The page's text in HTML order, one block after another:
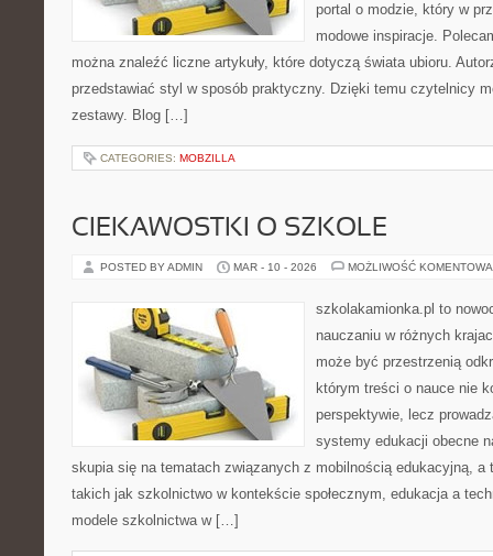
portal o modzie, który w
modowe inspiracje.
można znaleźć liczne artykuły, które dotyczą świata ubioru.
przedstawiać styl w sposób praktyczny. Dzięki temu czytelnicy
zestawy. Blog […]
CATEGORIES: MOBZILLA
CIEKAWOSTKI O SZKOLE
POSTED BY ADMIN MAR - 10 - 2026 MOŻLIWOŚĆ
szkolakamionka.pl to
nauczaniu w różnych
może być przestrzenią
którym treści o nauce nie
perspektywie, lecz
systemy edukacji obecne
skupia się na tematach związanych z mobilnością edukacyjną, a
takich jak szkolnictwo w kontekście społecznym, edukacja a
modele szkolnictwa w […]